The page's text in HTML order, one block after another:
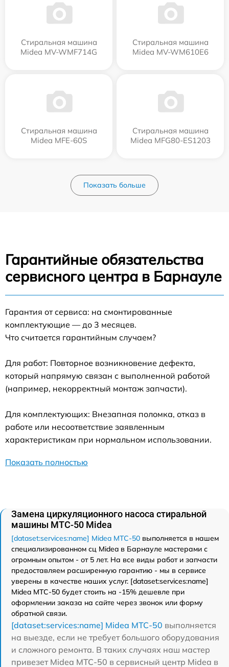
Стиральная машина
Midea MV-WMF714G
Стиральная машина
Midea MV-WM610E6
Стиральная машина
Midea MFE-60S
Стиральная машина
Midea MFG80-ES1203
Показать больше
Гарантийные обязательства
сервисного центра в Барнауле
Гарантия от сервиса: на смонтированные
комплектующие — до 3 месяцев.
Что считается гарантийным случаем?
Для работ: Повторное возникновение дефекта,
который напрямую связан с выполненной работой
(например, некорректный монтаж запчасти).
Для комплектующих: Внезапная поломка, отказ в
работе или несоответствие заявленным
характеристикам при нормальном использовании.
Показать полностью
Замена циркуляционного насоса стиральной
машины MTC-50 Midea
[dataset:services:name] Midea MTC-50 выполняется в нашем
специализированном сц Midea в Барнауле мастерами с
огромным опытом - от 5 лет. На все виды работ и запчасти
предоставляем расширенную гарантию - мы в сервисе
уверены в качестве наших услуг. [dataset:services:name]
Midea MTC-50 будет стоить на -15% дешевле при
оформлении заказа на сайте через звонок или форму
обратной связи.
[dataset:services:name] Midea MTC-50 выполняется
на выезде, если не требует большого оборудования
и сложного ремонта. В таких случаях наш мастер
привезет Midea MTC-50 в сервисный центр Midea в